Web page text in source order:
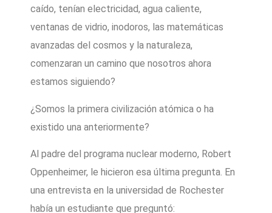
caído, tenían electricidad, agua caliente,
ventanas de vidrio, inodoros, las matemáticas
avanzadas del cosmos y la naturaleza,
comenzaran un camino que nosotros ahora
estamos siguiendo?
¿Somos la primera civilización atómica o ha
existido una anteriormente?
Al padre del programa nuclear moderno, Robert
Oppenheimer, le hicieron esa última pregunta. En
una entrevista en la universidad de Rochester
había un estudiante que preguntó: